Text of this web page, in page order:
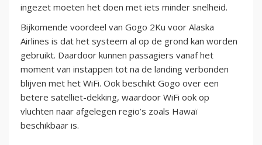
ingezet moeten het doen met iets minder snelheid.
Bijkomende voordeel van Gogo 2Ku voor Alaska
Airlines is dat het systeem al op de grond kan worden
gebruikt. Daardoor kunnen passagiers vanaf het
moment van instappen tot na de landing verbonden
blijven met het WiFi. Ook beschikt Gogo over een
betere satelliet-dekking, waardoor WiFi ook op
vluchten naar afgelegen regio’s zoals Hawaï
beschikbaar is.